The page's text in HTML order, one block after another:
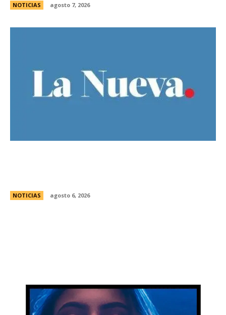
NOTICIAS agosto 7, 2026
NOTICIAS agosto 6, 2026